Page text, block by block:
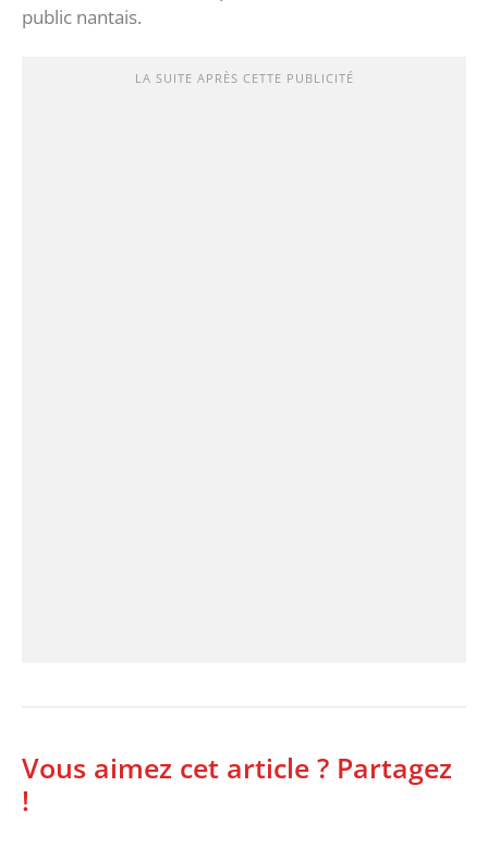
public nantais.
LA SUITE APRÈS CETTE PUBLICITÉ
Vous aimez cet article ? Partagez
!